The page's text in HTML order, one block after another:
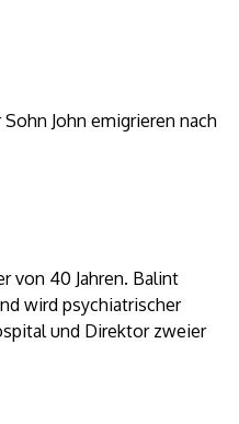
John emigrieren nach
von 40 Jahren. Balint
wird psychiatrischer
und Direktor zweier